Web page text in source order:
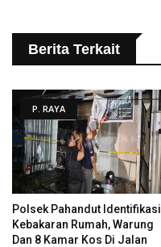
Berita Terkait
P. RAYA
Polsek Pahandut Identifikasi
Kebakaran Rumah, Warung
Dan 8 Kamar Kos Di Jalan